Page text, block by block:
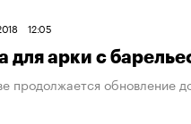
12:05
для арки с
продолжается обновление